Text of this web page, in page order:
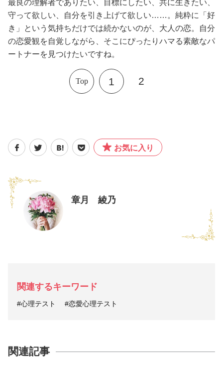
最良の理解者でありたい、目標にしたい、共に生きたい、
守って欲しい、自分を引き上げて欲しい……。純粋に「好
き」という気持ちだけでは続かないのが、大人の恋。自分
の恋愛観を自覚しながら、そこにぴったりハマる素敵なパ
ートナーを見つけたいですね。
Top 1 2
お気に入り
章月 綾乃
関連するキーワード
#心理テスト #恋愛心理テスト
関連記事